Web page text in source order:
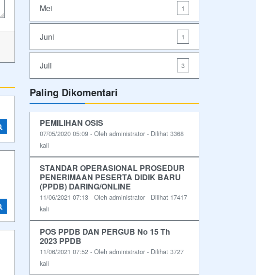
Mei 1
Juni 1
Juli 3
Paling Dikomentari
PEMILIHAN OSIS
07/05/2020 05:09 - Oleh administrator - Dilihat 3368
kali
STANDAR OPERASIONAL PROSEDUR
PENERIMAAN PESERTA DIDIK BARU
(PPDB) DARING/ONLINE
11/06/2021 07:13 - Oleh administrator - Dilihat 17417
kali
POS PPDB DAN PERGUB No 15 Th
2023 PPDB
11/06/2021 07:52 - Oleh administrator - Dilihat 3727
kali